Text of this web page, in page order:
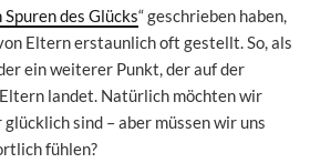
Spuren des Glücks“ geschrieben haben,
Eltern erstaunlich oft gestellt. So, als
ein weiterer Punkt, der auf der
landet. Natürlich möchten wir
sind – aber müssen wir uns
fühlen?